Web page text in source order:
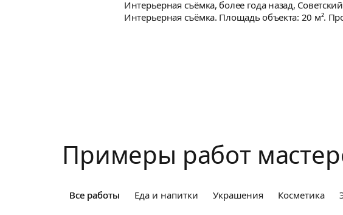
Интерьерная съёмка, более года назад,
Интерьерная съёмка. Площадь объекта: 20 м².
Примеры работ
Все работы
Все работы Еда и напитки Украшения Косметика